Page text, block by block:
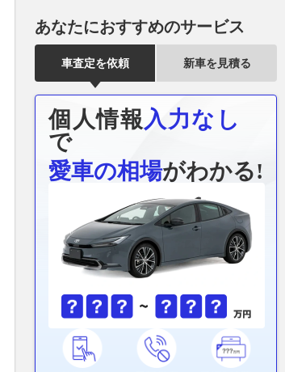
あなたにおすすめのサービス
車査定を依頼 新車を見積る
個人情報 入力なし
で
愛車の相場がわかる!